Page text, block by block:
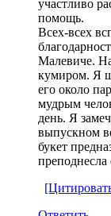
участливо
помощь.
Всех-всех
Малевиче.
кумиром. Я
его около
мудрым
день. Я
выпускном
букет